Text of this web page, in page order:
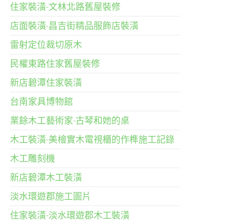
住家裝潢-文林北路舊屋裝修
店面裝潢-昌吉街精品服飾店裝潢
雷射定位裁切原木
民權東路住家舊屋裝修
新店碧潭住家裝潢
台南家具博物館
業餘木工藝術家-古琴和她的桌
木工裝潢-美檜實木電視櫃的作榫施工記錄
木工雕刻機
新店碧潭木工裝潢
淡水環遊郡施工圖片
住家裝潢-淡水環遊郡木工裝潢